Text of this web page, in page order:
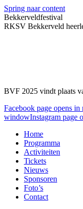
Spring naar content
Bekkerveldfestival
RKSV Bekkerveld
BVF 2025 vindt plaats
Facebook page opens
windowInstagram page
Home
Programma
Activiteiten
Tickets
Nieuws
Sponsoren
Foto’s
Contact